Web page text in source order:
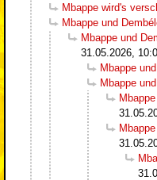
Mbappe wird's
Mbappe und
Mbappe und
31.05.2026,
Mbappe
Mbappe